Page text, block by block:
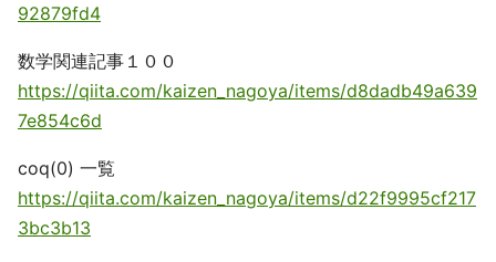
92879fd4
数学関連記事１００
https://qiita.com/kaizen_nagoya/items/d8dadb49a639
7e854c6d
coq(0) 一覧
https://qiita.com/kaizen_nagoya/items/d22f9995cf217
3bc3b13